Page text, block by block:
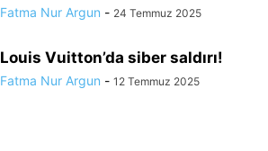
Fatma Nur Argun - 24 Temmuz 2025
Louis Vuitton’da siber saldırı!
Fatma Nur Argun - 12 Temmuz 2025